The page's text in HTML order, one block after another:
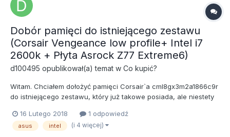
Dobór pamięci do istniejącego zestawu
(Corsair Vengeance low profile+ Intel i7
2600k + Płyta Asrock Z77 Extreme6)
d100495 opublikował(a) temat w Co kupić?
Witam. Chciałem dołożyć pamięci Corsair`a cml8gx3m2a1866c9r
do istniejącego zestawu, który już takowe posiada, ale niestety
przystępnej cenie(przy aktualnej sytuacji na rynku). Aktualnie
mam zamiar kupić kości GoodRam DDR3 PLAY...
16 Lutego 2018 1 odpowiedź
asus intel (i 4 więcej)